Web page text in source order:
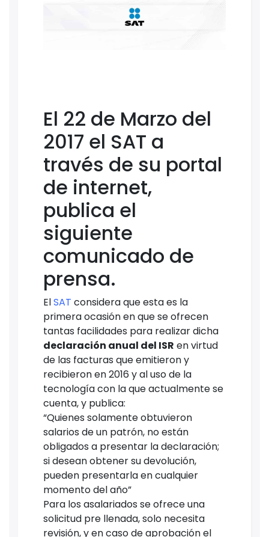
El 22 de Marzo del
2017 el SAT a
través de su portal
de internet,
publica el
siguiente
comunicado de
prensa.
ElSAT considera que esta es la
primera ocasión en que se ofrecen
tantas facilidades para realizar dicha
declaración anual del ISR en virtud
de las facturas que emitieron y
recibieron en 2016 y al uso de la
tecnología con la que actualmente se
cuenta, y publica:
“Quienes solamente obtuvieron
salarios de un patrón, no están
obligados a presentar la declaración;
si desean obtener su devolución,
pueden presentarla en cualquier
momento del año”
Para los asalariados se ofrece una
solicitud pre llenada, solo necesita
revisión, y en caso de aprobación el